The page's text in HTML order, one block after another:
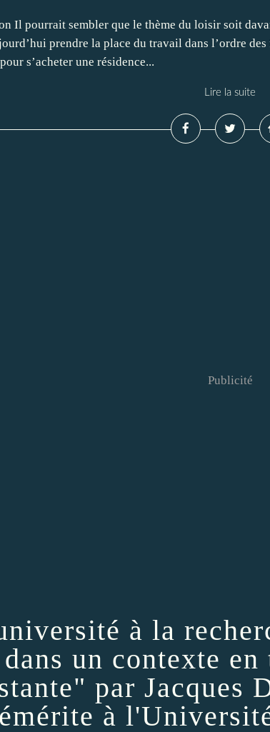
Il pourrait sembler que le thème du loisir soit
prendre la place du travail dans l’ordre
s’acheter une résidence...
Lire la suite
Publicité
à la
dans un contexte
par Jacques
émérite à